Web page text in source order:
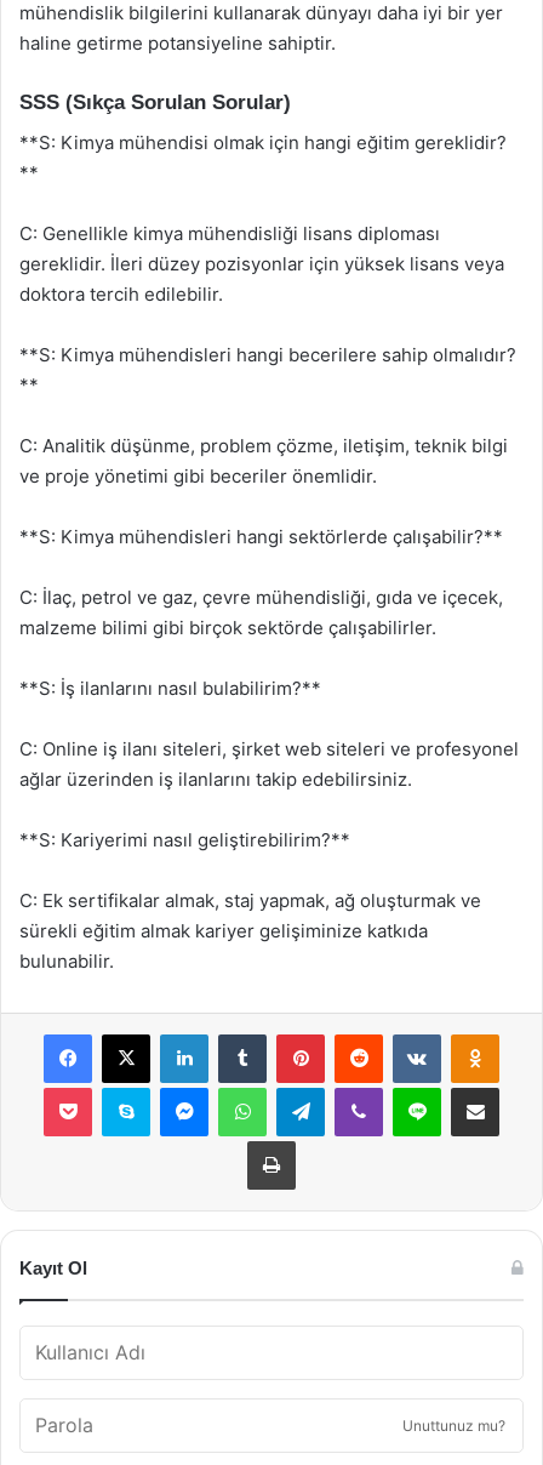
mühendislik bilgilerini kullanarak dünyayı daha iyi bir yer
haline getirme potansiyeline sahiptir.
SSS (Sıkça Sorulan Sorular)
**S: Kimya mühendisi olmak için hangi eğitim gereklidir?
**
C: Genellikle kimya mühendisliği lisans diploması
gereklidir. İleri düzey pozisyonlar için yüksek lisans veya
doktora tercih edilebilir.
**S: Kimya mühendisleri hangi becerilere sahip olmalıdır?
**
C: Analitik düşünme, problem çözme, iletişim, teknik bilgi
ve proje yönetimi gibi beceriler önemlidir.
**S: Kimya mühendisleri hangi sektörlerde çalışabilir?**
C: İlaç, petrol ve gaz, çevre mühendisliği, gıda ve içecek,
malzeme bilimi gibi birçok sektörde çalışabilirler.
**S: İş ilanlarını nasıl bulabilirim?**
C: Online iş ilanı siteleri, şirket web siteleri ve profesyonel
ağlar üzerinden iş ilanlarını takip edebilirsiniz.
**S: Kariyerimi nasıl geliştirebilirim?**
C: Ek sertifikalar almak, staj yapmak, ağ oluşturmak ve
sürekli eğitim almak kariyer gelişiminize katkıda
bulunabilir.
Facebook
X LinkedInTumblr PinterestReddit VKontakte
Pocket Skype MessengerWhatsAppTelegramViber Line E-Posta ile
Yazdır
Kayıt Ol
Unuttunuz mu?